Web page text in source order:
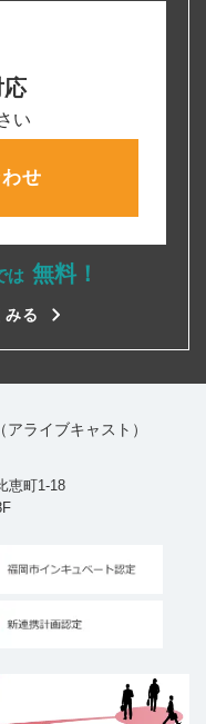
応
い
せ
は 無料！
みる
ライブキャスト）
恵町1-18